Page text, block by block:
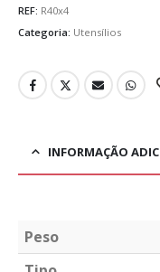
REF: R40x4
Categoria: Utensílios
INFORMAÇÃO
Peso